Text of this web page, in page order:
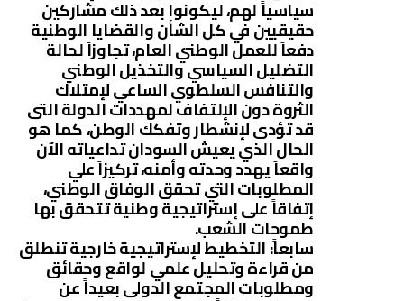
سياسياً لهم، ليكونوا بعد ذلك مشاركين
حقيقيين في كل الشأن والقضايا الوطنية
دفعاً للعمل الوطني العام، تجاوزاً لحالة
التضليل السياسي والتخذيل الوطني
والتنافس السلطوي الساعي لإمتلاك
الثروة دون الإلتفاف لمهددات الدولة التى
قد تؤدى لإنشطار وتفكك الوطن، كما هو
الحال الذي يعيش السودان تداعياته الآن
واقعاً يهدد وحدته وأمنه، تركيزاً علي
المطلوبات التي تحقق الوفاق الوطني،
إتفاقاً على إستراتيجية وطنية تتحقق بها
طموحات الشعب.
سابعاً: التخطيط لإستراتيجية خارجية تنطلق
من قراءة وتحليل علمي لواقع وحقائق
ومطلوبات المجتمع الدولى بعيداً عن